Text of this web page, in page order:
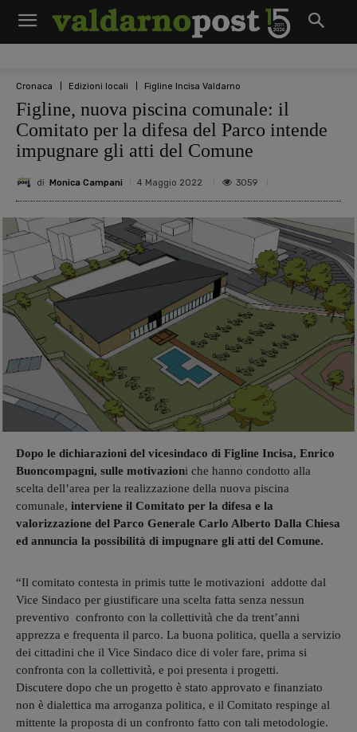
Cronaca Edizioni locali Figline Incisa Valdarno
Figline, nuova piscina comunale: il
Comitato per la difesa del Parco intende
impugnare gli atti del Comune
di Monica Campani 4 Maggio 2022 3059
Dopo le dichiarazioni del vicesindaco di Figline Incisa, Enrico
Buoncompagni, sulle motivazioni che hanno condotto alla
scelta dell’area per la realizzazione della nuova piscina
comunale, interviene il Comitato per la difesa e la
valorizzazione del Parco Generale Carlo Alberto Dalla Chiesa
ed annuncia la possibilità di impugnare gli atti del Comune.
“Il comitato contesta in primis tutte le motivazioni addotte dal
Vice Sindaco per giustificare una scelta fatta senza nessun
preventivo confronto con la collettività che da trent’anni
apprezza e frequenta il parco. La buona politica, quella a servizio
dei cittadini che il Vice Sindaco dice di voler fare, prima si
confronta con la collettività, e poi presenta i progetti.
Discutere dopo che un progetto è stato approvato e finanziato
non è dialettica ma arroganza politica, e il Comitato respinge al
mittente la proposta di un confronto fatto con tali metodologie.